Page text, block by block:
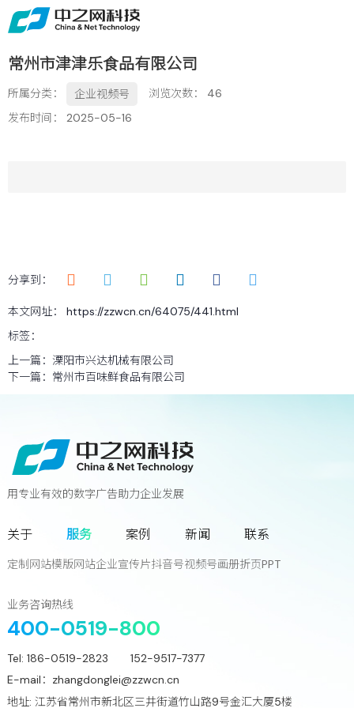
关于
服务
常州市津津乐食品有限公司
所属分类： 企业视频号 浏览次数： 46
发布时间： 2025-05-16
分享到：
本文网址： https://zzwcn.cn/64075/441.html
标签：
上一篇： 溧阳市兴达机械有限公司
下一篇： 常州市百味鲜食品有限公司
只差一次对话!
用专业有效的数字广告助力企业发展
关于 服务 案例 新闻 联系
定制网站模版网站企业宣传片抖音号视频号画册折页PPT
业务咨询热线
400-0519-800
Tel: 186-0519-2823 152-9517-7377
E-mail： zhangdonglei@zzwcn.cn
地址: 江苏省常州市新北区三井街道竹山路9号金汇大厦5楼